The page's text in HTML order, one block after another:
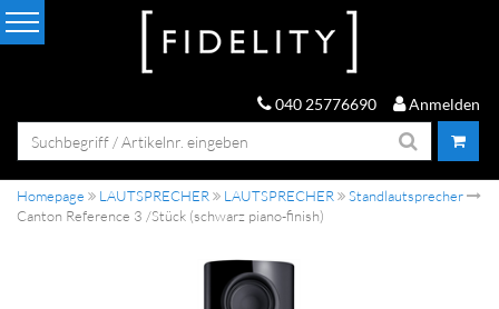
040 25776690 Anmelden
Homepage LAUTSPRECHER LAUTSPRECHER
Standlautsprecher
Canton Reference 3 /Stück (schwarz piano-finish)